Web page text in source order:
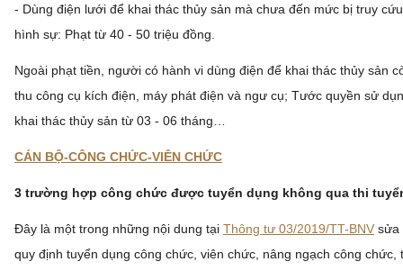
- Dùng điện lưới để khai thác thủy sản mà chưa đến mức bị truy
hình sự: Phạt từ 40 - 50 triệu đồng.
Ngoài phạt tiền, người có hành vi dùng điện để khai thác thủy sản
thu công cụ kích điện, máy phát điện và ngư cụ; Tước quyền sử
khai thác thủy sản từ 03 - 06 tháng…
CÁN BỘ-CÔNG CHỨC-VIÊN CHỨC
3 trường hợp công chức được tuyển dụng không qua thi
Đây là một trong những nội dung tại Thông tư 03/2019/TT-BNV sửa
quy định tuyển dụng công chức, viên chức, nâng ngạch công chức,